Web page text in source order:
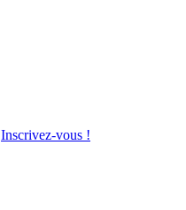
Inscrivez-vous !